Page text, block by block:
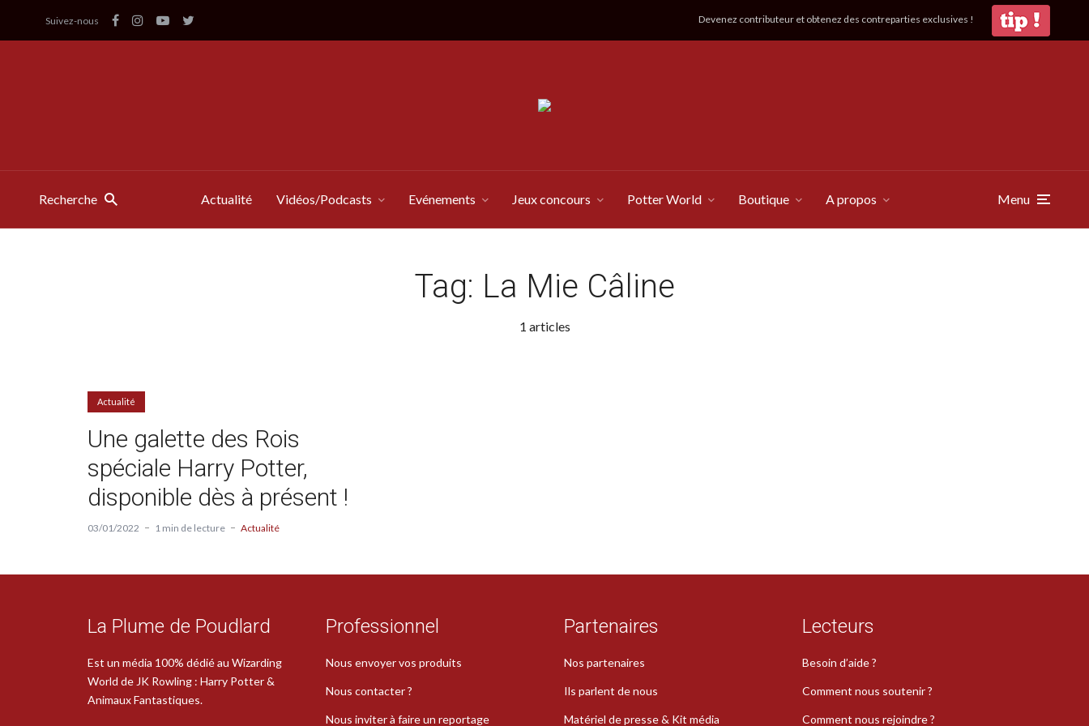
Suivez-nous Devenez contributeur et obtenez des contreparties exclusives !
Recherche Actualité Vidéos/Podcasts Evénements Jeux concours Potter World Boutique A propos Menu
Tag: La Mie Câline
1 articles
Actualité
Une galette des Rois
spéciale Harry Potter,
disponible dès à présent !
03/01/2022 1 min de lecture Actualité
La Plume de Poudlard
Est un média 100% dédié au Wizarding
World de JK Rowling : Harry Potter &
Animaux Fantastiques.
Professionnel
Nous envoyer vos produits
Nous contacter ?
Nous inviter à faire un reportage
Partenaires
Nos partenaires
Ils parlent de nous
Matériel de presse & Kit média
Lecteurs
Besoin d’aide ?
Comment nous soutenir ?
Comment nous rejoindre ?